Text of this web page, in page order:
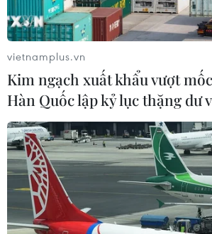
Đức vượt Nhật Bản trở
lớn thứ 3 thế giới
15/02/2024 02:06
Dữ liệu của Chính phủ Nhật Bản
thấy tổng sản phẩm quốc nội (GDP)
vietnamplus.vn
Kim ngạch xuất khẩu vượt
Hàn Quốc lập kỷ lục thặng dư